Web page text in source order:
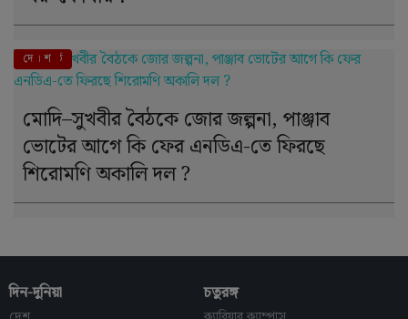
এই মুহূর্তে
দে । শ
মোদি–সুখবীর বৈঠকে জোর জল্পনা, পাঞ্জাব
ভোটের আগে কি ফের এনডিএ-তে ফিরছে
শিরোমণি অকালি দল ?
দিন-দুনিয়া চতুরঙ্গ